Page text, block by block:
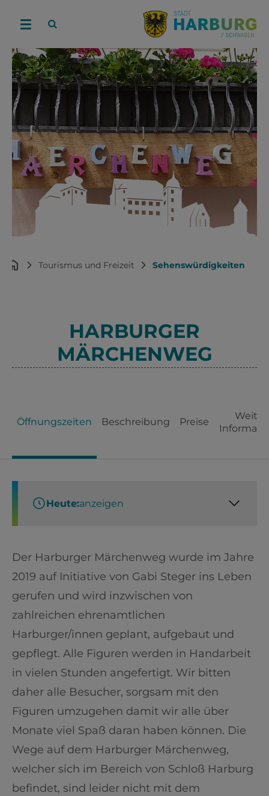
Sehenswürdigkeiten
Tourismus und Freizeit
HARBURGER
MÄRCHENWEG
Öffnungszeiten Beschreibung Preise
Heute:anzeigen
Der Harburger Märchenweg wurde im Jahre
2019 auf Initiative von Gabi Steger ins Leben
gerufen und wird inzwischen von
zahlreichen ehrenamtlichen
Harburger/innen geplant, aufgebaut und
gepflegt. Alle Figuren werden in Handarbeit
in vielen Stunden angefertigt. Wir bitten
daher alle Besucher, sorgsam mit den
Figuren umzugehen damit wir alle über
Monate viel Spaß daran haben können. Die
Wege auf dem Harburger Märchenweg,
welcher sich im Bereich von Schloß Harburg
befindet, sind leider nicht mit dem